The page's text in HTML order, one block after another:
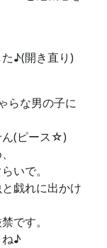
♪(開き直り)
らな男の子に
ん(ピース☆)
いで。
戯れに出かけ
です。
ね♪